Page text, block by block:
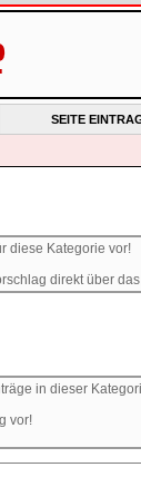
SEITE
diese Kategorie vor!
direkt über
in dieser
vor!